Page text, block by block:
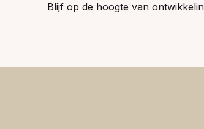
Blijf op de hoogte van